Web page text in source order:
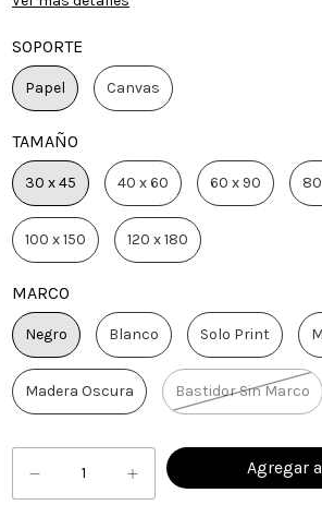
SOPORTE
Papel Canvas
TAMAÑO
30 x 45 40 x 60 60 x 90
100 x 150 120 x 180
MARCO
Negro Blanco Solo Print
Madera Oscura Bastidor Sin Marco